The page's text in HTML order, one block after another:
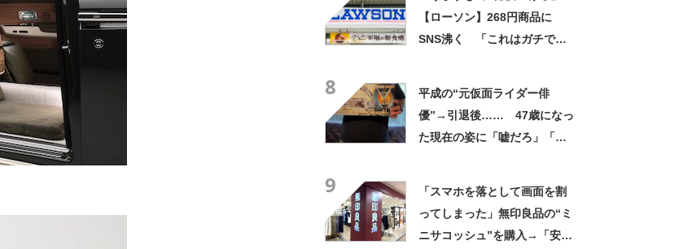
【ローソン】268円商品に
SNS沸く 「これはガチで美
8
平成の“元仮面ライダー俳
優”→引退後…… 47歳になっ
た現在の姿に「嘘だろ」「声
9
「スマホを落として画面を割
ってしまった」無印良品の“ミ
ニサコッシュ”を購入→「安心